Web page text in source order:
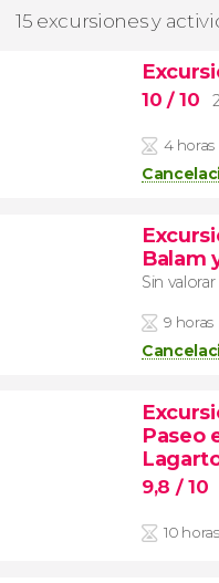
15 excursiones y
10 / 10
4 horas
Balam
Sin valorar
9 horas
Paseo
9,8 / 10
10 horas